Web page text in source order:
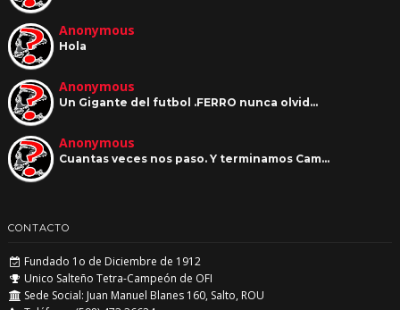
Anonymous
Hola
Anonymous
Un Gigante del futbol .FERRO nunca olvid…
Anonymous
Cuantas veces nos paso. Y terminamos Cam…
CONTACTO
Fundado 1o de Diciembre de 1912
Unico Salteño Tetra-Campeón de OFI
Sede Social: Juan Manuel Blanes 160, Salto, ROU